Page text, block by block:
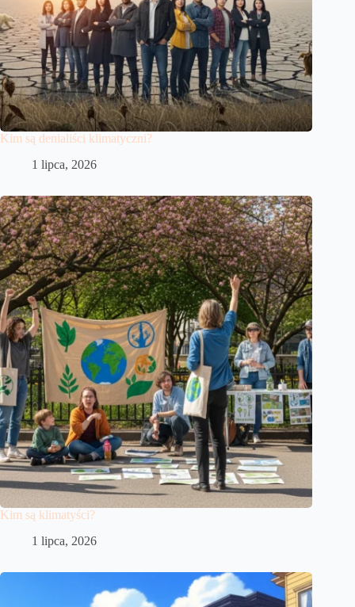
Kim są denialiści klimatyczni?
1 lipca, 2026
Kim są klimatyści?
1 lipca, 2026